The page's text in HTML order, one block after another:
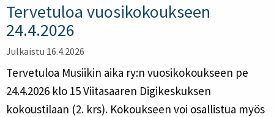
Tervetuloa vuosikokoukseen
24.4.2026
Julkaistu 16.4.2026
Tervetuloa Musiikin aika ry:n vuosikokoukseen pe
24.4.2026 klo 15 Viitasaaren Digikeskuksen
kokoustilaan (2. krs). Kokoukseen voi osallistua myös